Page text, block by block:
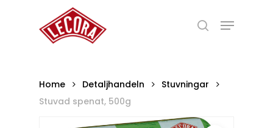
search
Menu
Home Detaljhandeln
Stuvningar
Stuvad spenat, 500g